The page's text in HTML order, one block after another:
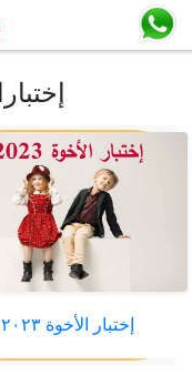
إختبار الأخوة ٢٠٢٣